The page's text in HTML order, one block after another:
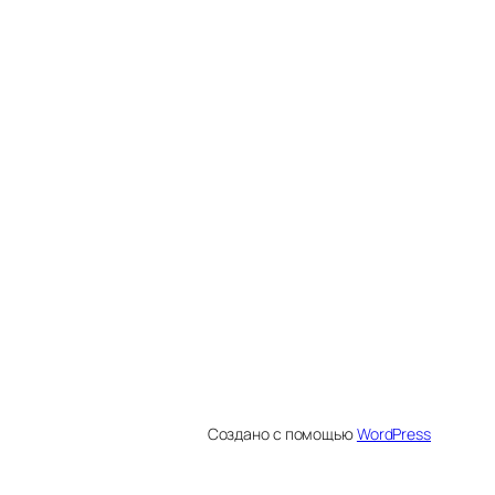
Создано с помощьюWordPress